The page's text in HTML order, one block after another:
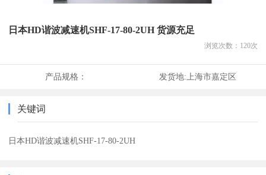
日本HD谐波减速机SHF-17-80-2UH 货源充足
浏览次数： 120次
产品规格： 发货地: 上海市嘉定区
关键词
日本HD谐波减速机SHF-17-80-2UH